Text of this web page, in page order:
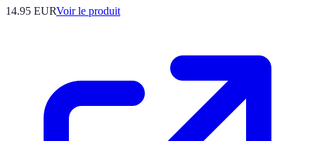
14.95 EURVoir le produit